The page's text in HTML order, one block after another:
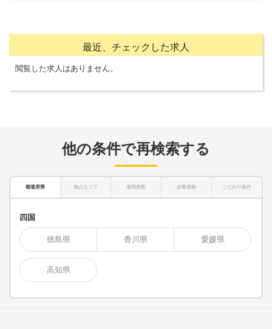
最近、チェックした求人
閲覧した求人はありません。
他の条件で再検索する
都道府県 他のエリア 雇用形態 必要資格 こだわり条件
四国
徳島県 香川県 愛媛県
高知県